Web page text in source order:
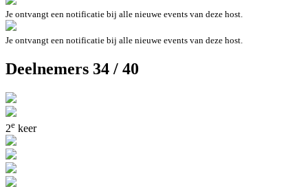
Je ontvangt een notificatie bij alle nieuwe events van deze host.
Je ontvangt een notificatie bij alle nieuwe events van deze host.
Deelnemers 34 / 40
2e keer